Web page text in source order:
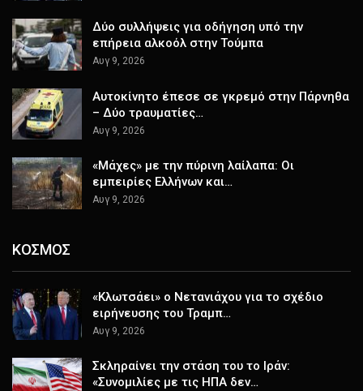
Δύο συλλήψεις για οδήγηση υπό την
επήρεια αλκοόλ στην Τούμπα
Αυγ 9, 2026
Αυτοκίνητο έπεσε σε γκρεμό στην Πάρνηθα
– Δύο τραυματίες…
Αυγ 9, 2026
«Μάχες» με την πύρινη λαίλαπα: Οι
εμπειρίες Ελλήνων και…
Αυγ 9, 2026
ΚΟΣΜΟΣ
«Κλωτσάει» ο Νετανιάχου για το σχέδιο
ειρήνευσης του Τραμπ…
Αυγ 9, 2026
Σκληραίνει την στάση του το Ιράν:
«Συνομιλίες με τις ΗΠΑ δεν…